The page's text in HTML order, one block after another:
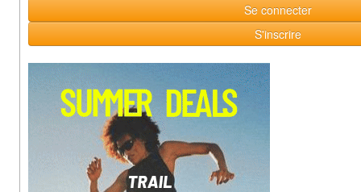
Se connecter
S'inscrire